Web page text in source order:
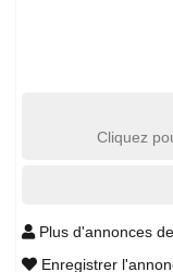
Cliquez
Plus d'annonces
Enregistrer